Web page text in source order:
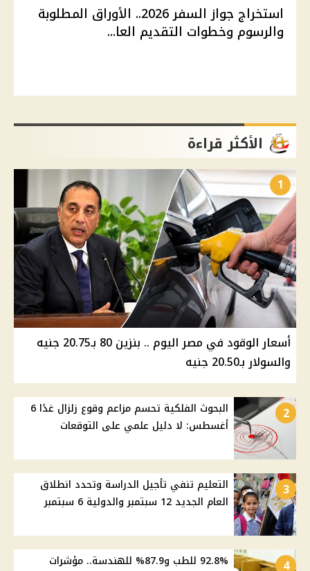
استخراج جواز السفر 2026.. الأوراق المطلوبة
والرسوم وخطوات التقديم العا...
الأكثر قراءة
1
أسعار الوقود في مصر اليوم .. بنزين 80 بـ20.75 جنيه
والسولار بـ20.50 جنيه
2
البحوث الفلكية تحسم مزاعم وقوع زلزال غدًا 6
أغسطس: لا دليل علمي على التوقعات
3
التعليم تنفي تأجيل الدراسة وتحدد انطلاق
العام الجديد 12 سبتمبر والدولية 6 سبتمبر
4
92.8% للطب و87.9% للهندسة.. مؤشرات